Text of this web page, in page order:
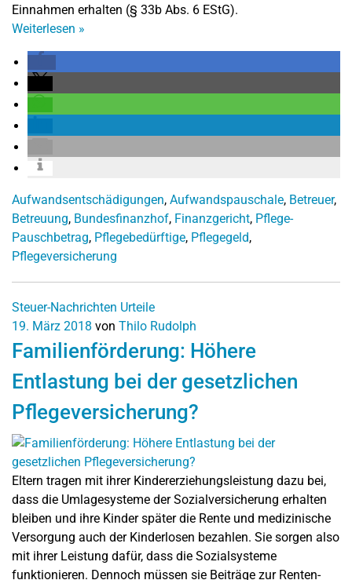
Einnahmen erhalten (§ 33b Abs. 6 EStG).
Weiterlesen »
Aufwandsentschädigungen, Aufwandspauschale, Betreuer,
Betreuung, Bundesfinanzhof, Finanzgericht, Pflege-
Pauschbetrag, Pflegebedürftige, Pflegegeld,
Pflegeversicherung
Steuer-Nachrichten Urteile
19. März 2018 von Thilo Rudolph
Familienförderung: Höhere
Entlastung bei der gesetzlichen
Pflegeversicherung?
Eltern tragen mit ihrer Kindererziehungsleistung dazu bei,
dass die Umlagesysteme der Sozialversicherung erhalten
bleiben und ihre Kinder später die Rente und medizinische
Versorgung auch der Kinderlosen bezahlen. Sie sorgen also
mit ihrer Leistung dafür, dass die Sozialsysteme
funktionieren. Dennoch müssen sie Beiträge zur Renten-